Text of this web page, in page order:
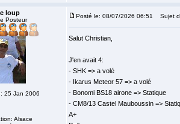
loup
Posteur
25 Jan 2006
Alsace
Posté le: 08/07/2026 06:51 Sujet
Salut Christian,
J'en avait 4:
- SHK => a volé
- Ikarus Meteor 57 => a volé
- Bonomi BS18 airone => Statique
- CM8/13 Castel Mauboussin =>
A+